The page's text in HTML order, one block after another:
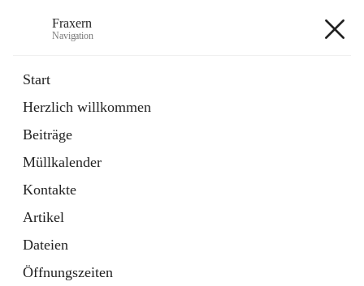
Fraxern
Navigation
Start
Herzlich willkommen
Beiträge
Müllkalender
Kontakte
Artikel
Dateien
Öffnungszeiten
Ordner
in
Tab
Formulare
Artikel
öffnet
in
neuem
Tab